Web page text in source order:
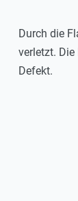
Durch die
verletzt.
Defekt.